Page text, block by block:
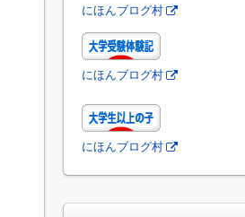
にほんブログ村
にほんブログ村
にほんブログ村